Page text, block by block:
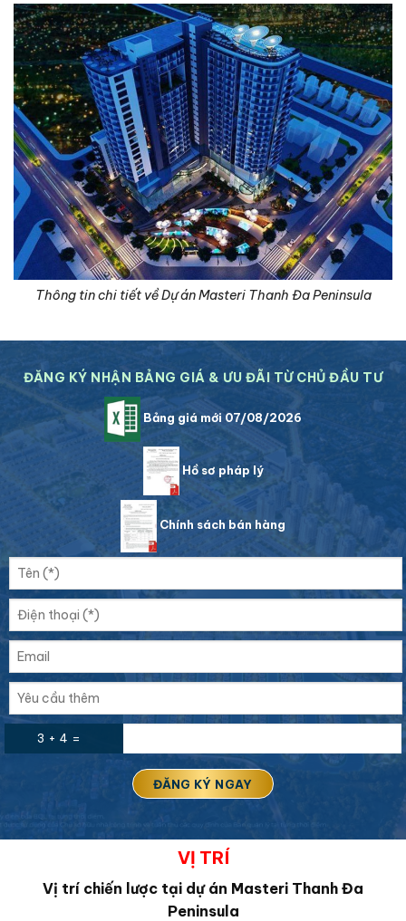
Thông tin chi tiết về Dự án Masteri Thanh Đa Peninsula
ĐĂNG KÝ NHẬN BẢNG GIÁ & ƯU ĐÃI TỪ CHỦ ĐẦU TƯ
Bảng giá mới 07/08/2026
Hồ sơ pháp lý
Chính sách bán hàng
3 + 4 =
VỊ TRÍ
Vị trí chiến lược tại dự án Masteri Thanh Đa
Peninsula